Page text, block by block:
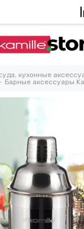
кухонные
Барные аксессуары